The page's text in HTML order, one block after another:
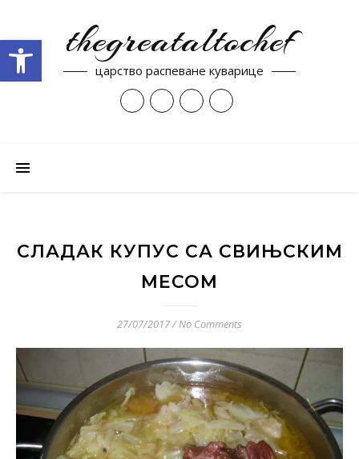
thegreataltochef
царство распеване куварице
СЛАДАК КУПУС СА СВИЊСКИМ
МЕСОМ
27/07/2017/No Comments
Open toolbar